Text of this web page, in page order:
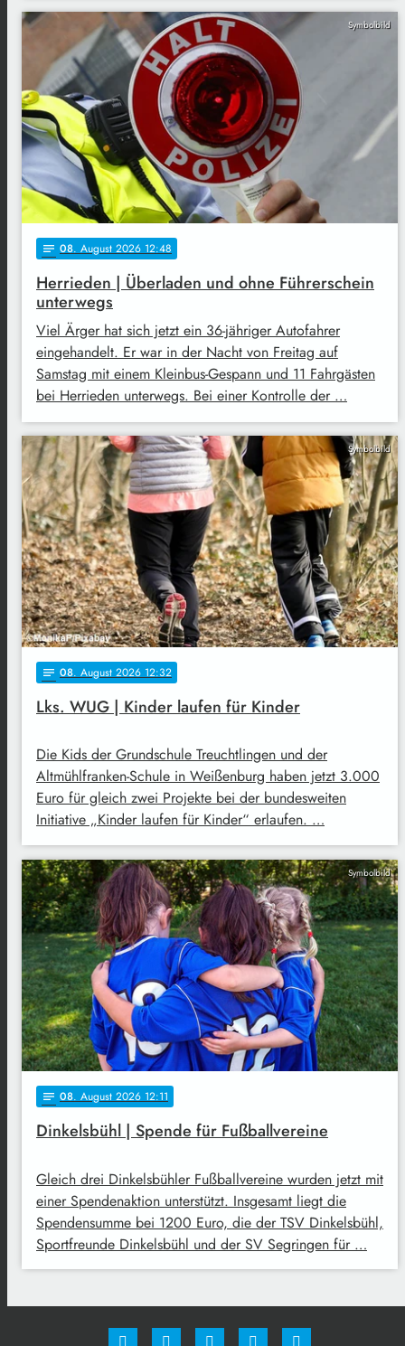
Symbolbild
notes 08. August 2026 12:48
Herrieden | Überladen und ohne Führerschein
unterwegs
Viel Ärger hat sich jetzt ein 36-jähriger Autofahrer
eingehandelt. Er war in der Nacht von Freitag auf
Samstag mit einem Kleinbus-Gespann und 11 Fahrgästen
bei Herrieden unterwegs. Bei einer Kontrolle der …
Symbolbild
notes 08. August 2026 12:32
Lks. WUG | Kinder laufen für Kinder
Die Kids der Grundschule Treuchtlingen und der
Altmühlfranken-Schule in Weißenburg haben jetzt 3.000
Euro für gleich zwei Projekte bei der bundesweiten
Initiative „Kinder laufen für Kinder“ erlaufen. …
Symbolbild
notes 08. August 2026 12:11
Dinkelsbühl | Spende für Fußballvereine
Gleich drei Dinkelsbühler Fußballvereine wurden jetzt mit
einer Spendenaktion unterstützt. Insgesamt liegt die
Spendensumme bei 1200 Euro, die der TSV Dinkelsbühl,
Sportfreunde Dinkelsbühl und der SV Segringen für …